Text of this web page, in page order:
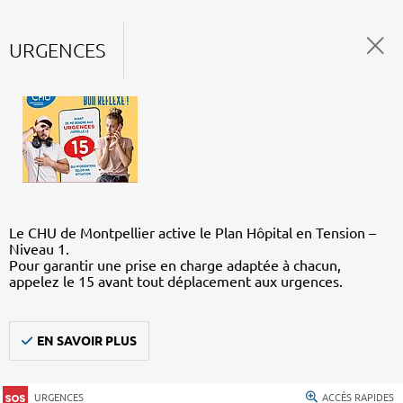
URGENCES
Le CHU de Montpellier active le Plan Hôpital en Tension –
Niveau 1.
Pour garantir une prise en charge adaptée à chacun,
appelez le 15 avant tout déplacement aux urgences.
EN SAVOIR PLUS
URGENCES ACCÈS RAPIDES